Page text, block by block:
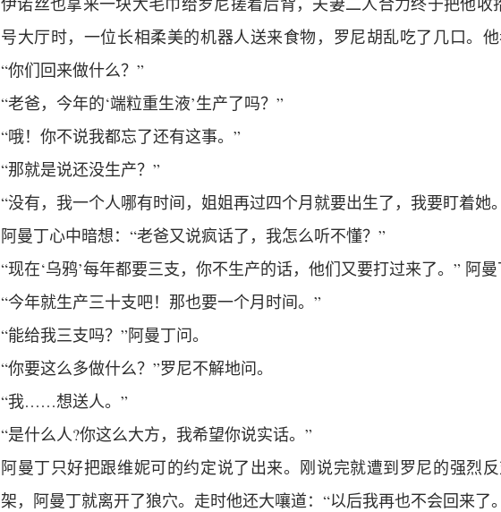
号大厅时，一位长相柔美的机器人送来食物，罗尼胡乱吃了几口。他
“你们回来做什么？”
“老爸，今年的‘端粒重生液’生产了吗？”
“哦！你不说我都忘了还有这事。”
“那就是说还没生产？”
“没有，我一个人哪有时间，姐姐再过四个月就要出生了，我要盯着她
阿曼丁心中暗想：“老爸又说疯话了，我怎么听不懂？”
“现在‘乌鸦’每年都要三支，你不生产的话，他们又要打过来了。” 阿曼
“今年就生产三十支吧！那也要一个月时间。”
“能给我三支吗？”阿曼丁问。
“你要这么多做什么？”罗尼不解地问。
“我……想送人。”
“是什么人?你这么大方，我希望你说实话。”
阿曼丁只好把跟维妮可的约定说了出来。刚说完就遭到罗尼的强烈
架，阿曼丁就离开了狼穴。走时他还大嚷道：“以后我再也不会回来了